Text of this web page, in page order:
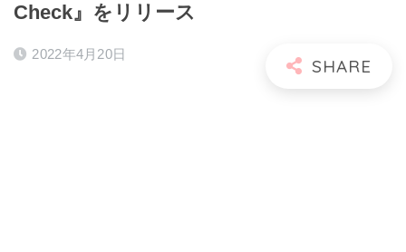
Check』をリリース
2022年4月20日